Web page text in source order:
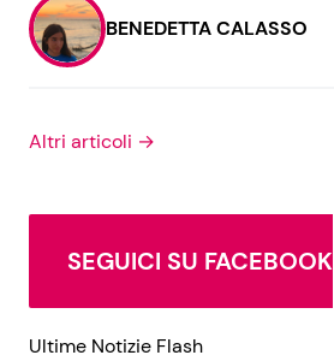
BENEDETTA CALASSO
Altri articoli →
SEGUICI SU FACEBOOK
Ultime Notizie Flash